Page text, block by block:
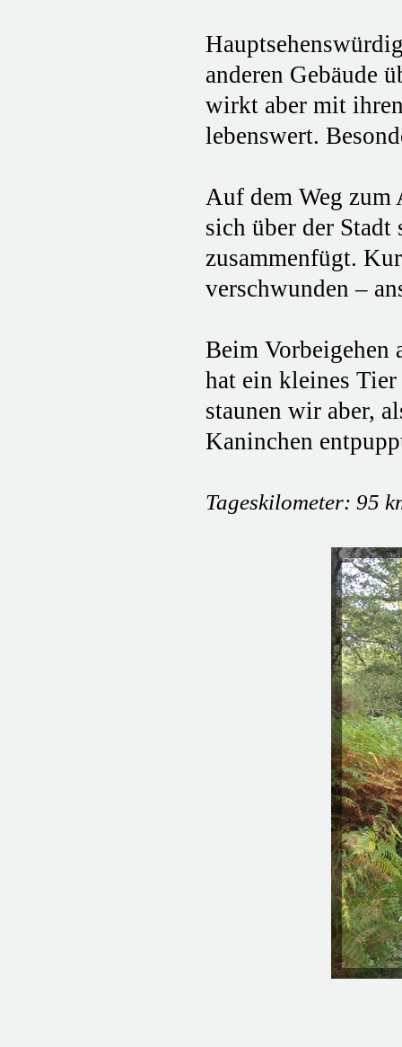
anderen Gebäude
wirkt aber mit
lebenswert.
Auf dem Weg zum
sich über der
zusammenfügt.
verschwunden –
Beim Vorbeigehen
hat ein kleines
staunen wir aber,
Kaninchen
Tageskilometer: 95